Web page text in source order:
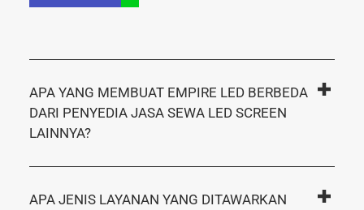
APA YANG MEMBUAT EMPIRE LED BERBEDA
DARI PENYEDIA JASA SEWA LED SCREEN
LAINNYA?
APA JENIS LAYANAN YANG DITAWARKAN